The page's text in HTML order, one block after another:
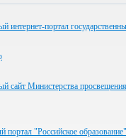
интернет-портал
сайт Министерства
портал "Российское образование"